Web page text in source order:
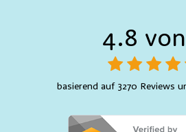
4.8
basierend auf 3270 Reviews